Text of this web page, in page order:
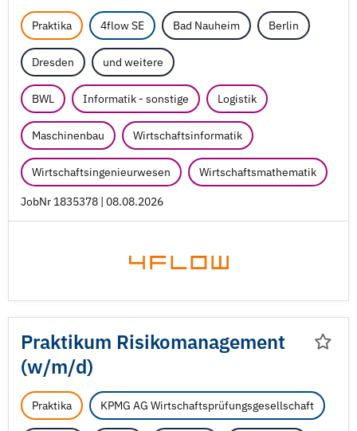
Praktika 4flow SE Bad Nauheim Berlin
Dresden und weitere
BWL Informatik - sonstige Logistik
Maschinenbau Wirtschaftsinformatik
Wirtschaftsingenieurwesen Wirtschaftsmathematik
JobNr 1835378 | 08.08.2026
Praktikum Risikomanagement
(w/m/d)
Praktika KPMG AG Wirtschaftsprüfungsgesellschaft